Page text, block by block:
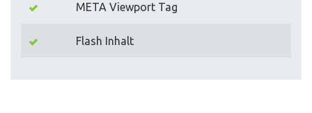
META Viewport Tag
Flash Inhalt